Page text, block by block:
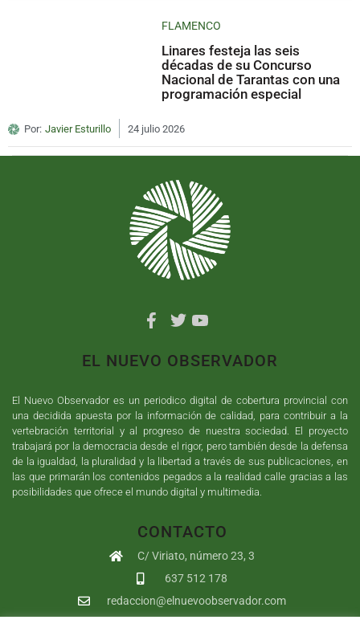
FLAMENCO
Linares festeja las seis
décadas de su Concurso
Nacional de Tarantas con una
programación especial
Por: Javier Esturillo 24 julio 2026
EL NUEVO OBSERVADOR
El Nuevo Observador es un periodico digital de cobertura provincial con
una decidida apuesta por la información de calidad, para contribuir a la
vertebración territorial y al progreso de nuestra sociedad. El proyecto
trabajará por la democracia desde el rigor, pero también desde la defensa
de la igualdad, la pluralidad y la libertad a través de sus publicaciones, en
las que primarán los contenidos pegados a la realidad calle gracias a las
posibilidades que ofrece el mundo digital y multimedia.
CONTACTO
C/ Viriato, número 23, 3
637 512 178
redaccion@elnuevoobservador.com